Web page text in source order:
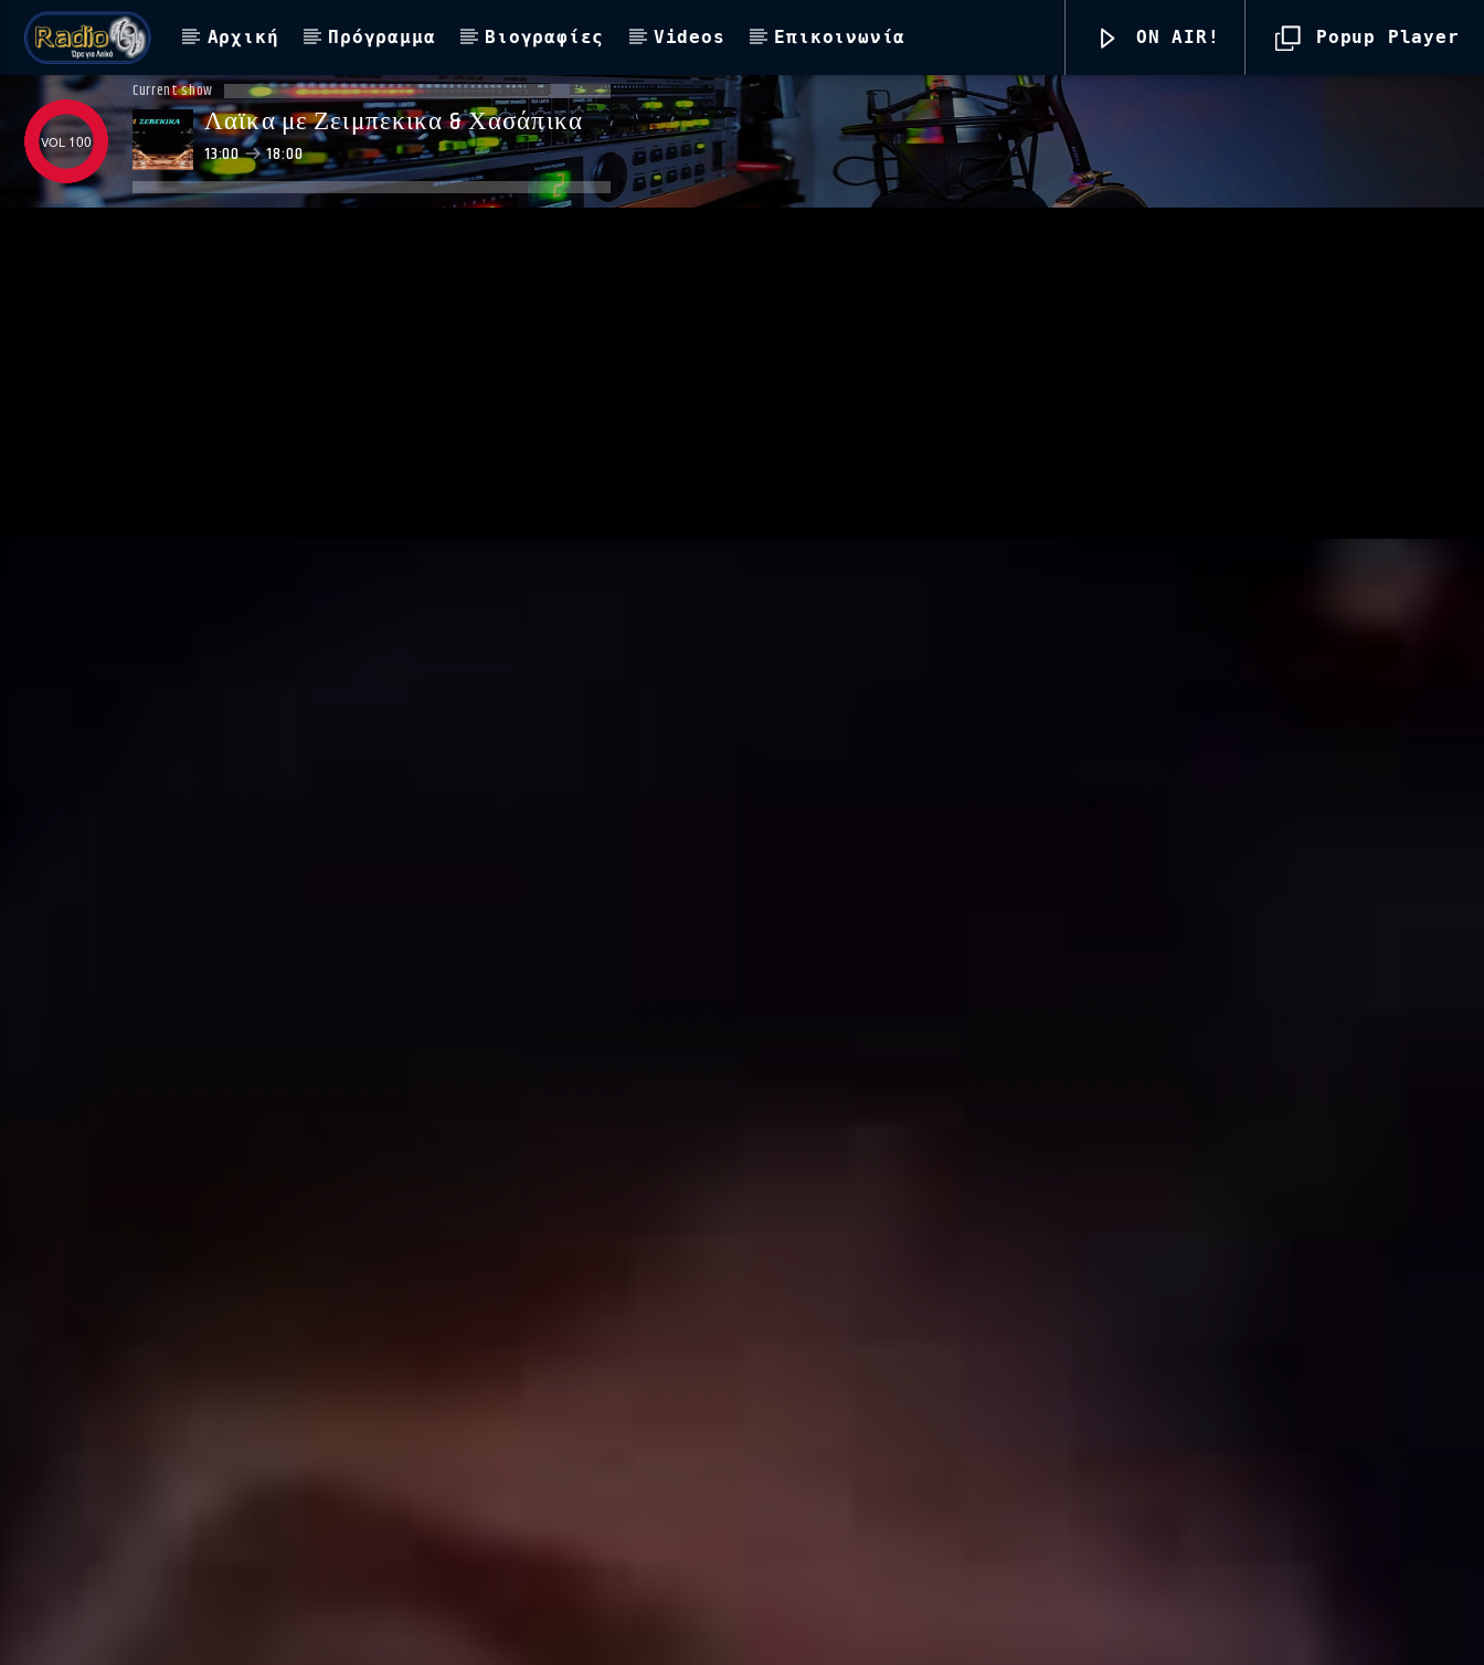
Αρχική Πρόγραμμα Βιογραφίες Videos Επικοινωνία Popup Player
ON AIR!
100
Current show
Λαϊκα με Ζειμπεκικα & Χασάπικα
13:00 18:00